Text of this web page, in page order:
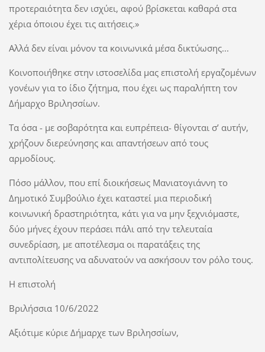
προτεραιότητα δεν ισχύει, αφού βρίσκεται καθαρά στα
χέρια όποιου έχει τις αιτήσεις.»
Αλλά δεν είναι μόνον τα κοινωνικά μέσα δικτύωσης...
Κοινοποιήθηκε στην ιστοσελίδα μας επιστολή εργαζομένων
γονέων για το ίδιο ζήτημα, που έχει ως παραλήπτη τον
Δήμαρχο Βριλησσίων.
Τα όσα - με σοβαρότητα και ευπρέπεια- θίγονται σ’ αυτήν,
χρήζουν διερεύνησης και απαντήσεων από τους
αρμοδίους.
Πόσο μάλλον, που επί διοικήσεως Μανιατογιάννη το
Δημοτικό Συμβούλιο έχει καταστεί μια περιοδική
κοινωνική δραστηριότητα, κάτι για να μην ξεχνιόμαστε,
δύο μήνες έχουν περάσει πάλι από την τελευταία
συνεδρίαση, με αποτέλεσμα οι παρατάξεις της
αντιπολίτευσης να αδυνατούν να ασκήσουν τον ρόλο τους.
Η επιστολή
Βριλήσσια 10/6/2022
Αξιότιμε κύριε Δήμαρχε των Βριλησσίων,